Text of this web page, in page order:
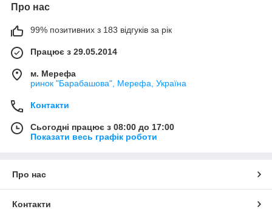
Про нас
99% позитивних з 183 відгуків за рік
Працює з 29.05.2014
м. Мерефа
ринок "Барабашова", Мерефа, Україна
Контакти
Сьогодні працює з 08:00 до 17:00
Показати весь графік роботи
Про нас
Контакти